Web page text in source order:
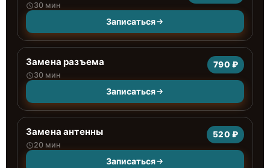
30 мин
Записаться
Замена разъема
30 мин
790 ₽
Записаться
Замена антенны
20 мин
520 ₽
Записаться